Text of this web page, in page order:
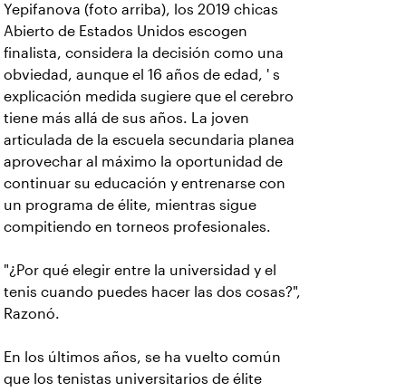
Yepifanova (foto arriba), los 2019 chicas
Abierto de Estados Unidos escogen
finalista, considera la decisión como una
obviedad, aunque el 16 años de edad, ' s
explicación medida sugiere que el cerebro
tiene más allá de sus años. La joven
articulada de la escuela secundaria planea
aprovechar al máximo la oportunidad de
continuar su educación y entrenarse con
un programa de élite, mientras sigue
compitiendo en torneos profesionales.
"¿Por qué elegir entre la universidad y el
tenis cuando puedes hacer las dos cosas?",
Razonó.
En los últimos años, se ha vuelto común
que los tenistas universitarios de élite